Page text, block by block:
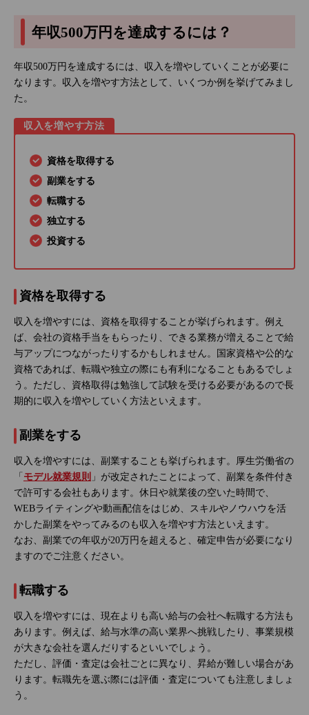
年収500万円を達成するには？
年収500万円を達成するには、収入を増やしていくことが必要に
なります。収入を増やす方法として、いくつか例を挙げてみまし
た。
収入を増やす方法
資格を取得する
副業をする
転職する
独立する
投資する
資格を取得する
収入を増やすには、資格を取得することが挙げられます。例え
ば、会社の資格手当をもらったり、できる業務が増えることで給
与アップにつながったりするかもしれません。国家資格や公的な
資格であれば、転職や独立の際にも有利になることもあるでしょ
う。ただし、資格取得は勉強して試験を受ける必要があるので長
期的に収入を増やしていく方法といえます。
副業をする
収入を増やすには、副業することも挙げられます。厚生労働省の
「 モデル就業規則 」が改定されたことによって、副業を条件付き
で許可する会社もあります。休日や就業後の空いた時間で、
WEBライティングや動画配信をはじめ、スキルやノウハウを活
かした副業をやってみるのも収入を増やす方法といえます。
なお、副業での年収が20万円を超えると、確定申告が必要になり
ますのでご注意ください。
転職する
収入を増やすには、現在よりも高い給与の会社へ転職する方法も
あります。例えば、給与水準の高い業界へ挑戦したり、事業規模
が大きな会社を選んだりするといいでしょう。
ただし、評価・査定は会社ごとに異なり、昇給が難しい場合があ
ります。転職先を選ぶ際には評価・査定についても注意しましょ
う。